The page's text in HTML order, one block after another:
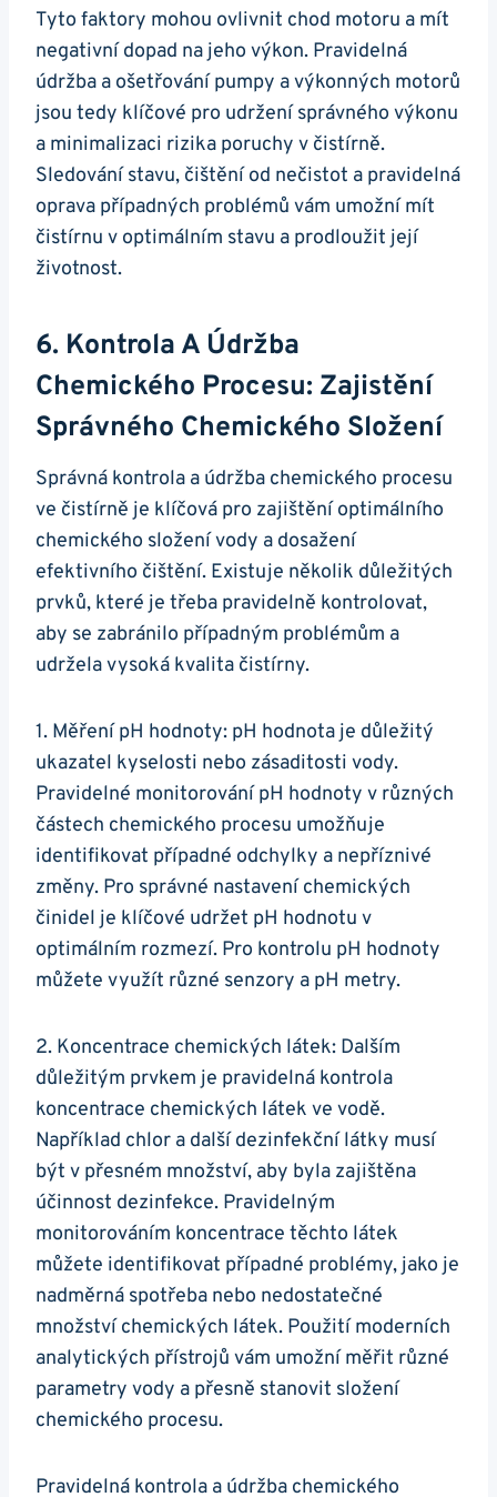
Tyto faktory mohou ovlivnit chod motoru a mít
negativní dopad na jeho výkon. Pravidelná
údržba a ošetřování pumpy a výkonných motorů
jsou tedy klíčové pro udržení správného výkonu
a minimalizaci rizika poruchy v čistírně.
Sledování stavu, čištění od nečistot a pravidelná
oprava případných problémů vám umožní mít
čistírnu v optimálním stavu a prodloužit její
životnost.
6. Kontrola A Údržba
Chemického Procesu: Zajistění
Správného Chemického Složení
Správná kontrola a údržba chemického procesu
ve čistírně je klíčová pro zajištění optimálního
chemického složení vody a dosažení
efektivního čištění. Existuje několik důležitých
prvků, které je třeba pravidelně kontrolovat,
aby se zabránilo případným problémům a
udržela vysoká kvalita čistírny.
1. Měření pH hodnoty: pH hodnota je důležitý
ukazatel kyselosti nebo zásaditosti vody.
Pravidelné monitorování pH hodnoty v různých
částech chemického procesu umožňuje
identifikovat případné odchylky a nepříznivé
změny. Pro správné nastavení chemických
činidel je klíčové udržet pH hodnotu v
optimálním rozmezí. Pro kontrolu pH hodnoty
můžete využít různé senzory a pH metry.
2. Koncentrace chemických látek: Dalším
důležitým prvkem je pravidelná kontrola
koncentrace chemických látek ve vodě.
Například chlor a další dezinfekční látky musí
být v přesném množství, aby byla zajištěna
účinnost dezinfekce. Pravidelným
monitorováním koncentrace těchto látek
můžete identifikovat případné problémy, jako je
nadměrná spotřeba nebo nedostatečné
množství chemických látek. Použití moderních
analytických přístrojů vám umožní měřit různé
parametry vody a přesně stanovit složení
chemického procesu.
Pravidelná kontrola a údržba chemického